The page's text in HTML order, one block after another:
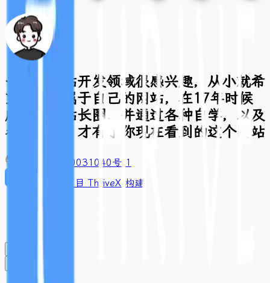
一直对网站开发领域很感兴趣，从小就希
望有一个属于自己的网站，在17年时候
成功进入站长圈，并通过各种自学，以及
各种折腾，才有了你现在看到的这个网站
豫ICP备2020031040号-1
基于开源项目 ThriveX 构建